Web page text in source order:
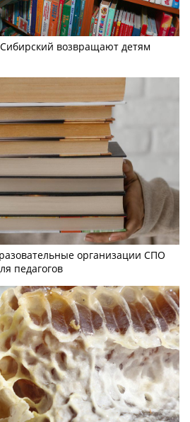
возвращают детям
организации СПО
педагогов